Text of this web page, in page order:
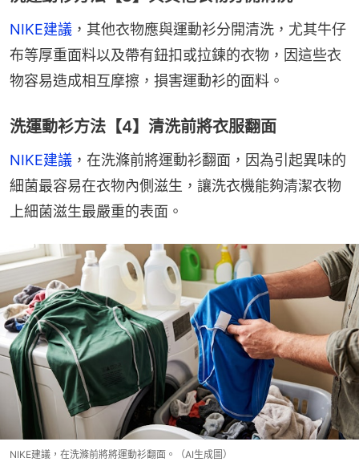
NIKE建議 ，其他衣物應與運動衫分開清洗，尤其牛仔
布等厚重面料以及帶有鈕扣或拉鍊的衣物，因這些衣
物容易造成相互摩擦，損害運動衫的面料。
洗運動衫方法【4】清洗前將衣服翻面
NIKE建議 ，在洗滌前將運動衫翻面，因為引起異味的
細菌最容易在衣物內側滋生，讓洗衣機能夠清潔衣物
上細菌滋生最嚴重的表面。
NIKE建議，在洗滌前將將運動衫翻面。（AI生成圖）